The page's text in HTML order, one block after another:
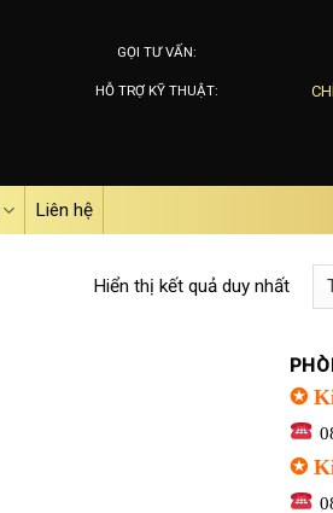
GỌI TƯ VẤN:
HỖ TRỢ KỸ THUẬT:
Liên hệ
Hiển thị kết quả duy nhất
✪
✪